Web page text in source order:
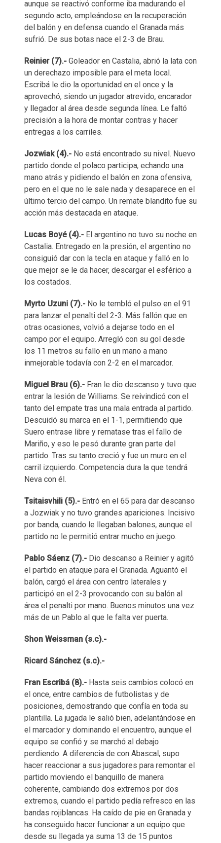
aunque se reactivó conforme iba madurando el
segundo acto, empleándose en la recuperación
del balón y en defensa cuando el Granada más
sufrió. De sus botas nace el 2-3 de Brau.
Reinier (7).- Goleador en Castalia, abrió la lata con
un derechazo imposible para el meta local.
Escribá le dio la oportunidad en el once y la
aprovechó, siendo un jugador atrevido, encarador
y llegador al área desde segunda línea. Le faltó
precisión a la hora de montar contras y hacer
entregas a los carriles.
Jozwiak (4).- No está encontrado su nivel. Nuevo
partido donde el polaco participa, echando una
mano atrás y pidiendo el balón en zona ofensiva,
pero en el que no le sale nada y desaparece en el
último tercio del campo. Un remate blandito fue su
acción más destacada en ataque.
Lucas Boyé (4).- El argentino no tuvo su noche en
Castalia. Entregado en la presión, el argentino no
consiguió dar con la tecla en ataque y falló en lo
que mejor se le da hacer, descargar el esférico a
los costados.
Myrto Uzuni (7).- No le tembló el pulso en el 91
para lanzar el penalti del 2-3. Más fallón que en
otras ocasiones, volvió a dejarse todo en el
campo por el equipo. Arregló con su gol desde
los 11 metros su fallo en un mano a mano
inmejorable todavía con 2-2 en el marcador.
Miguel Brau (6).- Fran le dio descanso y tuvo que
entrar la lesión de Williams. Se reivindicó con el
tanto del empate tras una mala entrada al partido.
Descuidó su marca en el 1-1, permitiendo que
Suero entrase libre y rematase tras el fallo de
Mariño, y eso le pesó durante gran parte del
partido. Tras su tanto creció y fue un muro en el
carril izquierdo. Competencia dura la que tendrá
Neva con él.
Tsitaisvhili (5).- Entró en el 65 para dar descanso
a Jozwiak y no tuvo grandes apariciones. Incisivo
por banda, cuando le llegaban balones, aunque el
partido no le permitió entrar mucho en juego.
Pablo Sáenz (7).- Dio descanso a Reinier y agitó
el partido en ataque para el Granada. Aguantó el
balón, cargó el área con centro laterales y
participó en el 2-3 provocando con su balón al
área el penalti por mano. Buenos minutos una vez
más de un Pablo al que le falta ver puerta.
Shon Weissman (s.c).-
Ricard Sánchez (s.c).-
Fran Escribá (8).- Hasta seis cambios colocó en
el once, entre cambios de futbolistas y de
posiciones, demostrando que confía en toda su
plantilla. La jugada le salió bien, adelantándose en
el marcador y dominando el encuentro, aunque el
equipo se confió y se marchó al debajo
perdiendo. A diferencia de con Abascal, supo
hacer reaccionar a sus jugadores para remontar el
partido moviendo el banquillo de manera
coherente, cambiando dos extremos por dos
extremos, cuando el partido pedía refresco en las
bandas rojiblancas. Ha caído de pie en Granada y
ha conseguido hacer funcionar a un equipo que
desde su llegada ya suma 13 de 15 puntos